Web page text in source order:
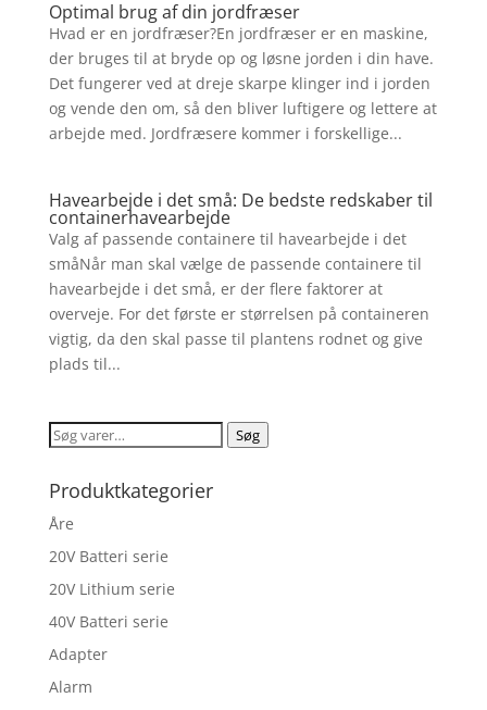
Optimal brug af din jordfræser
Hvad er en jordfræser?En jordfræser er en maskine,
der bruges til at bryde op og løsne jorden i din have.
Det fungerer ved at dreje skarpe klinger ind i jorden
og vende den om, så den bliver luftigere og lettere at
arbejde med. Jordfræsere kommer i forskellige...
Havearbejde i det små: De bedste redskaber til
containerhavearbejde
Valg af passende containere til havearbejde i det
småNår man skal vælge de passende containere til
havearbejde i det små, er der flere faktorer at
overveje. For det første er størrelsen på containeren
vigtig, da den skal passe til plantens rodnet og give
plads til...
Søg
Søg
Produktkategorier
Åre
20V Batteri serie
20V Lithium serie
40V Batteri serie
Adapter
Alarm